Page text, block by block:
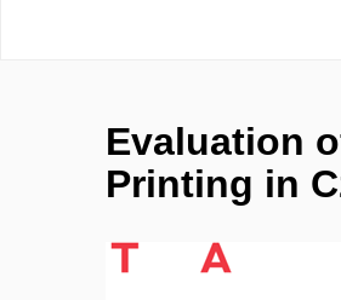
Evaluation
Printing in